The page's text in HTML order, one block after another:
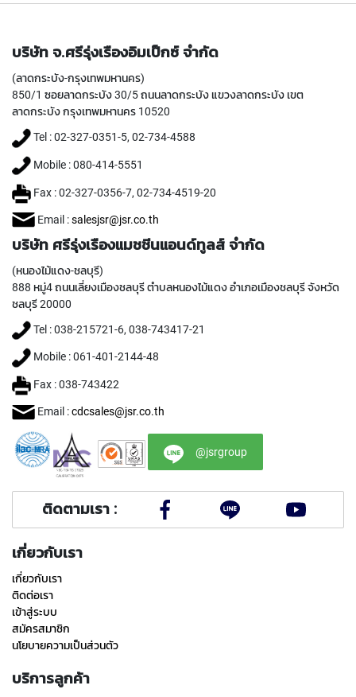
I
E
T
A
P
Y
M
W
A
(
f
o
r
t
r
u
g
h
o
l
e
)
S
I
A
L
F
L
U
E
บริษัท จ.ศรีรุ่งเรืองอิมเป็กซ์ จำกัด
(ลาดกระบัง-กรุงเทพมหานคร)
850/1 ซอยลาดกระบัง 30/5 ถนนลาดกระบัง แขวงลาดกระบัง เขต
ลาดกระบัง กรุงเทพมหานคร 10520
Tel : 02-327-0351-5, 02-734-4588
Mobile : 080-414-5551
Fax : 02-327-0356-7, 02-734-4519-20
Email :salesjsr@jsr.co.th
บริษัท ศรีรุ่งเรืองแมชชีนแอนด์ทูลส์ จำกัด
(หนองไม้แดง-ชลบุรี)
888 หมู่4 ถนนเลี่ยงเมืองชลบุรี ตำบลหนองไม้แดง อำเภอเมืองชลบุรี จังหวัด
ชลบุรี 20000
Tel : 038-215721-6, 038-743417-21
Mobile : 061-401-2144-48
Fax : 038-743422
Email :cdcsales@jsr.co.th
@jsrgroup
ติดตามเรา :
เกี่ยวกับเรา
เกี่ยวกับเรา
ติดต่อเรา
เข้าสู่ระบบ
สมัครสมาชิก
นโยบายความเป็นส่วนตัว
บริการลูกค้า